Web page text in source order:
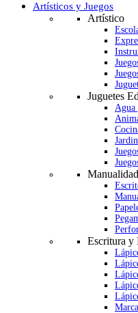
Artísticos y Juegos
Artístico
Juguetes
Agua
Escritura y